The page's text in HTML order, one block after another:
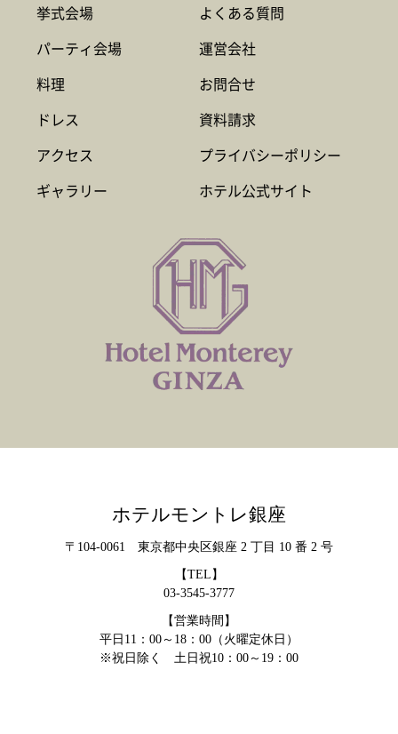
挙式会場
パーティ会場
料理
ドレス
アクセス
ギャラリー
よくある質問
運営会社
お問合せ
資料請求
プライバシーポリシー
ホテル公式サイト
ホテルモントレ銀座
〒104-0061 東京都中央区銀座 2 丁目 10 番 2 号
【TEL】
03-3545-3777
【営業時間】
平日11：00～18：00（火曜定休日）
※祝日除く 土日祝10：00～19：00